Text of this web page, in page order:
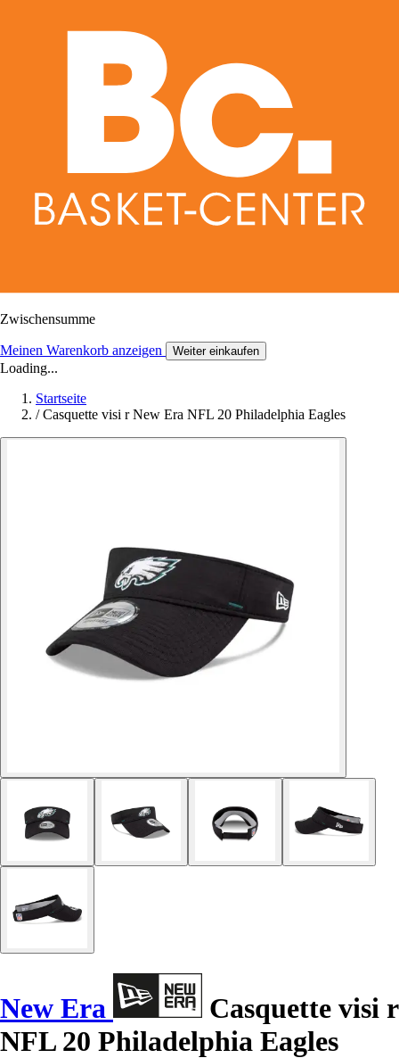
Zwischensumme
Meinen Warenkorb anzeigen Weiter einkaufen
Loading...
Startseite
/ Casquette visi r New Era NFL 20 Philadelphia Eagles
New Era
Casquette visi r
NFL 20 Philadelphia Eagles